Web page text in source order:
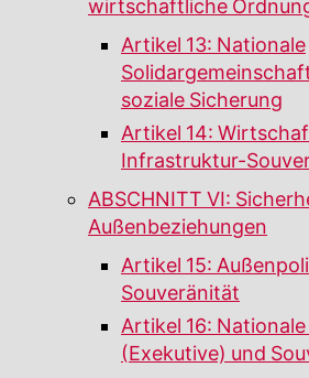
wirtschaftliche
Artikel 13: Nationale
soziale Sicherung
Artikel 14:
Infrastruktur-
ABSCHNITT VI:
Außenbeziehungen
Artikel 15:
Souveränität
Artikel 16:
(Exekutive) und